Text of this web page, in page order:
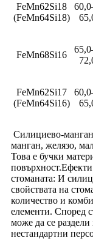
FeMn62Si18
(FeMn64Si18)
FeMn68Si16
FeMn62Si17
(FeMn64Si16)
Силициево-
манган, желязо,
Това е бучки
стоманата: И
свойствата на
количество и
елементи. Според
може да се
нестандартни